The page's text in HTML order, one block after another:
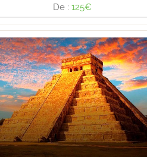
De :125€
Note5.00
sur 5
SELECT OPTIONS / DÉTAILS